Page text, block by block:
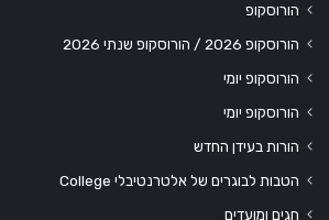
הורוסקופ
הורוסקופ 2026 / הורוסקופ שנתי 2026
הורוסקופ יומי
הורוסקופ יומי
הורות בעידן החדש
הטבות לבוגרים של אלטרנטיבלי College
חגים ומועדים